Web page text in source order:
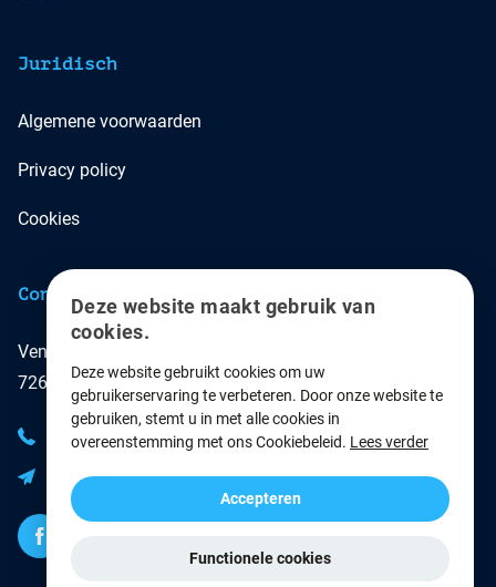
Juridisch
Algemene voorwaarden
Privacy policy
Cookies
Contact
Ventersteeg 6
7261 RP Ruurlo
0573 - 788180
kantoor@resco.nl
Deze website maakt gebruik van
cookies.
Deze website gebruikt cookies om uw
gebruikerservaring te verbeteren. Door onze website te
gebruiken, stemt u in met alle cookies in
overeenstemming met ons Cookiebeleid. Lees verder
Accepteren
Functionele cookies